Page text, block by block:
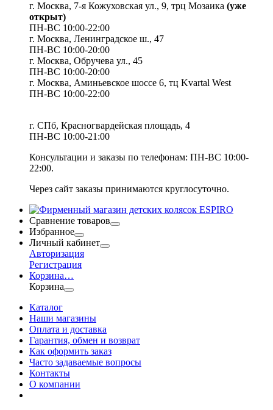
г. Москва, 7-я Кожуховская ул., 9, трц Мозаика (уже
открыт)
ПН-ВС 10:00-22:00
г. Москва, Ленинградское ш., 47
ПН-ВС 10:00-20:00
г. Москва, Обручева ул., 45
ПН-ВС 10:00-20:00
г. Москва, Аминьевское шоссе 6, тц Kvartal West
ПН-ВС 10:00-22:00
г. СПб, Красногвардейская площадь, 4
ПН-ВС 10:00-21:00
Консультации и заказы по телефонам: ПН-ВС 10:00-
22:00.
Через сайт заказы принимаются круглосуточно.
Сравнение товаров
Избранное
Личный кабинет
Авторизация
Регистрация
Корзина…
Корзина
Каталог
Наши магазины
Оплата и доставка
Гарантия, обмен и возврат
Как оформить заказ
Часто задаваемые вопросы
Контакты
О компании